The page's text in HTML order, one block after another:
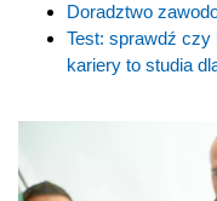
Doradztwo
Test: sprawdź czy
kariery to studia